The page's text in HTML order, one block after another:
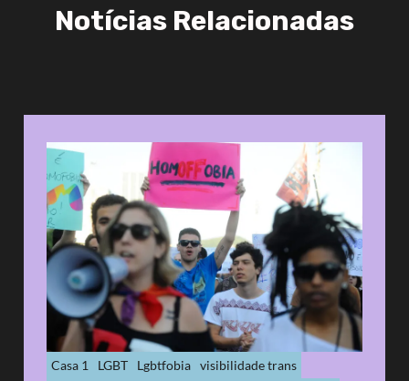
Notícias Relacionadas
Casa 1 LGBT Lgbtfobia visibilidade trans